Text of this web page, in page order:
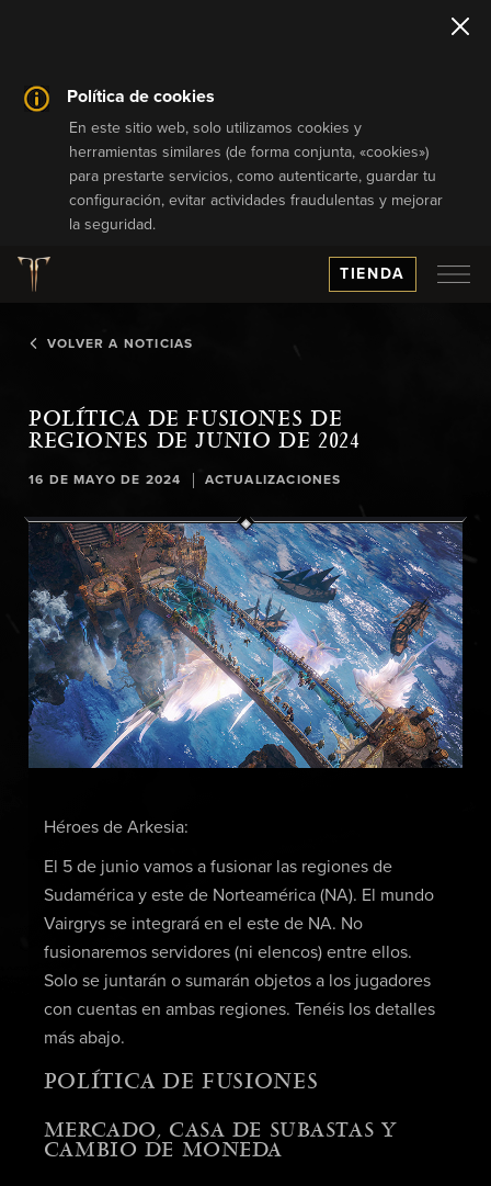
Política de cookies
En este sitio web, solo utilizamos cookies y
herramientas similares (de forma conjunta, «cookies»)
para prestarte servicios, como autenticarte, guardar tu
configuración, evitar actividades fraudulentas y mejorar
la seguridad.
TIENDA
VOLVER A NOTICIAS
POLÍTICA DE FUSIONES DE
REGIONES DE JUNIO DE 2024
16 DE MAYO DE 2024 | ACTUALIZACIONES
Héroes de Arkesia:
El 5 de junio vamos a fusionar las regiones de
Sudamérica y este de Norteamérica (NA). El mundo
Vairgrys se integrará en el este de NA. No
fusionaremos servidores (ni elencos) entre ellos.
Solo se juntarán o sumarán objetos a los jugadores
con cuentas en ambas regiones. Tenéis los detalles
más abajo.
POLÍTICA DE FUSIONES
MERCADO, CASA DE SUBASTAS Y
CAMBIO DE MONEDA